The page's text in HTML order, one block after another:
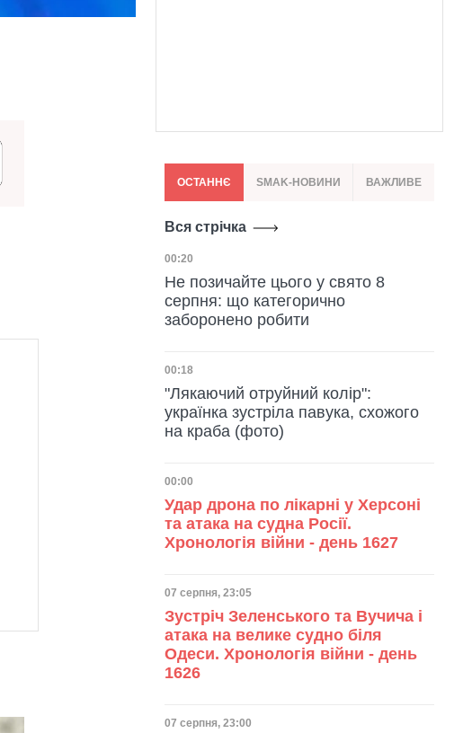
ОСТАННЄ SMAK-НОВИНИ ВАЖЛИВЕ
Вся стрічка
Дата публікації
00:20
Не позичайте цього у свято 8
серпня: що категорично
заборонено робити
Дата публікації
00:18
"Лякаючий отруйний колір":
українка зустріла павука, схожого
на краба (фото)
Дата публікації
00:00
Удар дрона по лікарні у Херсоні
та атака на судна Росії.
Хронологія війни - день 1627
Дата публікації
07 серпня, 23:05
Зустріч Зеленського та Вучича і
атака на велике судно біля
Одеси. Хронологія війни - день
1626
Дата публікації
07 серпня, 23:00